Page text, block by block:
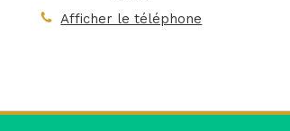
Afficher le téléphone